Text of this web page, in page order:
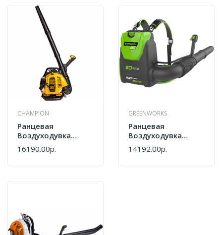
CHAMPION
Ранцевая
Воздуходувка
Champion GBR333
16190.00р.
GREENWORKS
Ранцевая
Воздуходувка
GreenWorks
GD60BPB 2402307
14192.00р.